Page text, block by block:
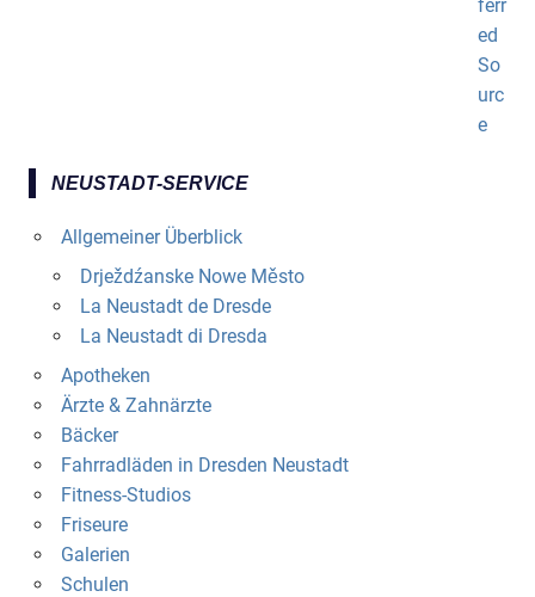
NEUSTADT-SERVICE
Allgemeiner Überblick
Drježdźanske Nowe Město
La Neustadt de Dresde
La Neustadt di Dresda
Apotheken
Ärzte & Zahnärzte
Bäcker
Fahrradläden in Dresden Neustadt
Fitness-Studios
Friseure
Galerien
Schulen